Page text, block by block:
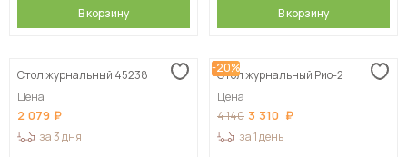
В корзину В корзину
Стол журнальный 45238
Цена
2 079
за 3 дня
-20%
Стол журнальный Рио-2
Цена
4 140 3 310
за 1 день